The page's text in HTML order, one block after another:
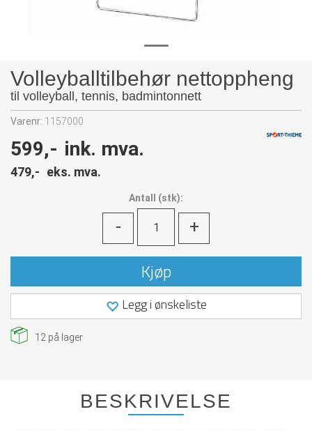
Volleyballtilbehør nettoppheng
til volleyball, tennis, badmintonnett
Varenr: 1157000
599,- ink. mva.
479,- eks. mva.
Antall (stk):
- +
Kjøp
Legg i ønskeliste
12 på lager
BESKRIVELSE